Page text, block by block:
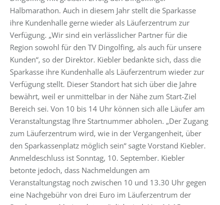
Halbmarathon. Auch in diesem Jahr stellt die Sparkasse
ihre Kundenhalle gerne wieder als Läuferzentrum zur
Verfügung. „Wir sind ein verlässlicher Partner für die
Region sowohl für den TV Dingolfing, als auch für unsere
Kunden“, so der Direktor. Kiebler bedankte sich, dass die
Sparkasse ihre Kundenhalle als Läuferzentrum wieder zur
Verfügung stellt. Dieser Standort hat sich über die Jahre
bewährt, weil er unmittelbar in der Nähe zum Start-Ziel
Bereich sei. Von 10 bis 14 Uhr können sich alle Läufer am
Veranstaltungstag Ihre Startnummer abholen. „Der Zugang
zum Läuferzentrum wird, wie in der Vergangenheit, über
den Sparkassenplatz möglich sein“ sagte Vorstand Kiebler.
Anmeldeschluss ist Sonntag, 10. September. Kiebler
betonte jedoch, dass Nachmeldungen am
Veranstaltungstag noch zwischen 10 und 13.30 Uhr gegen
eine Nachgebühr von drei Euro im Läuferzentrum der